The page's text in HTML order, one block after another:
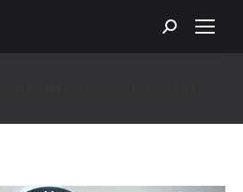
Search: